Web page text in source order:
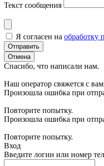
Текст сообщения
Я согласен на обработку
Отправить
Отмена
Спасибо, что написали нам.
Наш оператор свяжется с
Произошла ошибка при
Повторите попытку.
Произошла ошибка при
Повторите попытку.
Вход
Введите логин или номер